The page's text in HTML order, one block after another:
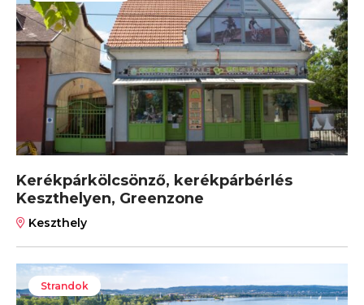
Kerékpárkölcsönző, kerékpárbérlés
Keszthelyen, Greenzone
Keszthely
Strandok